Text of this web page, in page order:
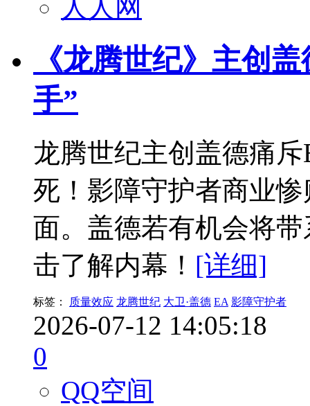
人人网
《龙腾世纪》主创
手”
龙腾世纪主创盖德痛
死！影障守护者商业
面。盖德若有机会将
击了解内幕！ [详细]
标签： 质量效应 龙腾世纪 大卫·盖德 EA 影障守护者
2026-07-12 14:05:18
0
QQ空间